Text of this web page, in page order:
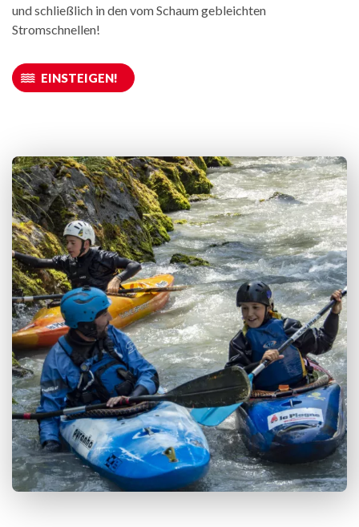
und schließlich in den vom Schaum gebleichten
Stromschnellen!
EINSTEIGEN!